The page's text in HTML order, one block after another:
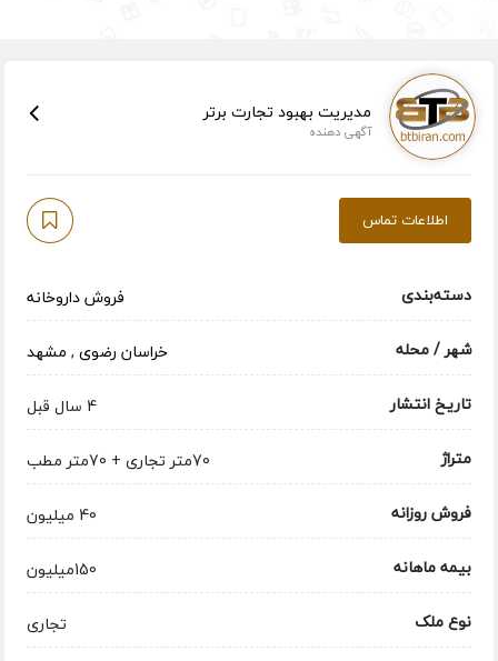
مدیریت بهبود تجارت برتر
آگهی دهنده
اطلاعات تماس
دسته‌بندی
فروش داروخانه
شهر / محله
خراسان رضوی, مشهد
تاریخ انتشار
4 سال قبل
متراژ
70متر تجاری + 70متر مطب
فروش روزانه
40 میلیون
بیمه ماهانه
150میلیون
نوع ملک
تجاری